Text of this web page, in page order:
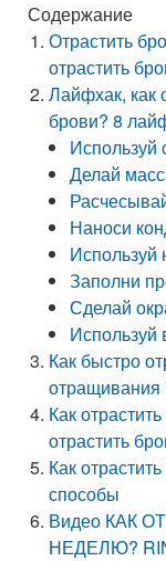
Содержание
Отрастить
отрастить
Лайфхак, как
брови? 8
Используй
Делай
Наноси
Используй
Заполни
Сделай
Используй
Как быстро
отращивания
Как
отрастить
Как
способы
Видео КАК
НЕДЕЛЮ?